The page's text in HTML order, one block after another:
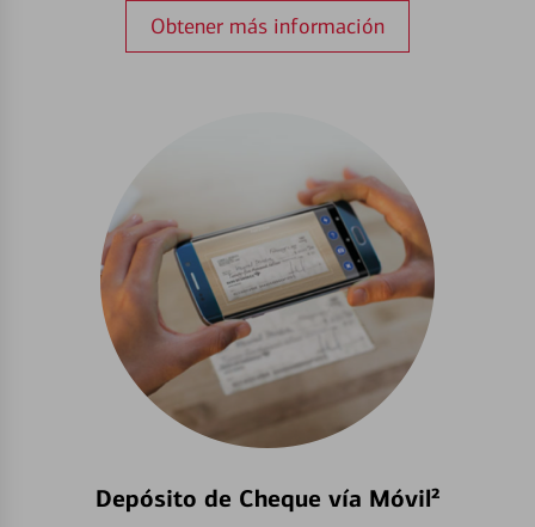
Obtener más información
Depósito de Cheque vía Móvil²